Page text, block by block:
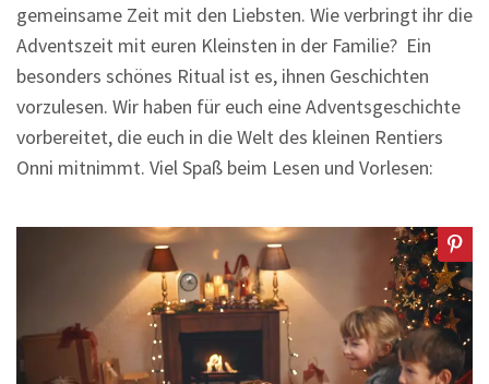
gemeinsame Zeit mit den Liebsten. Wie verbringt ihr die
Adventszeit mit euren Kleinsten in der Familie? Ein
besonders schönes Ritual ist es, ihnen Geschichten
vorzulesen. Wir haben für euch eine Adventsgeschichte
vorbereitet, die euch in die Welt des kleinen Rentiers
Onni mitnimmt. Viel Spaß beim Lesen und Vorlesen: